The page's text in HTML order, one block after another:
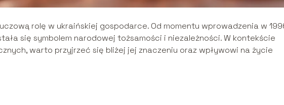
rolę w ukraińskiej gospodarce. Od momentu wprowadzenia w
się symbolem narodowej tożsamości i niezależności. W kontekście
warto przyjrzeć się bliżej jej znaczeniu oraz wpływowi na życie